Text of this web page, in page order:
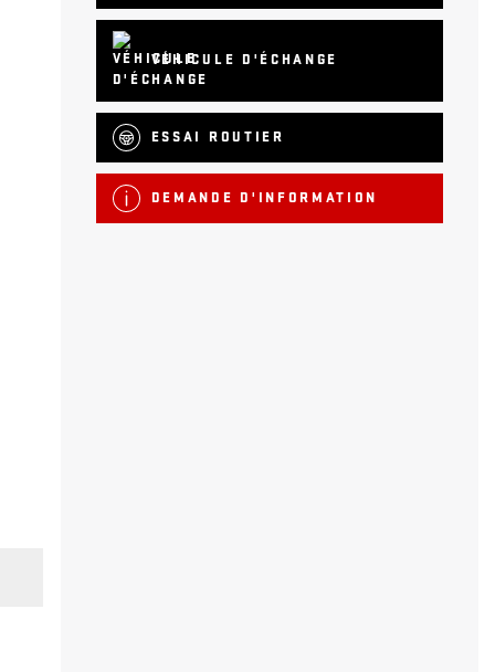
VÉHICULE D'ÉCHANGE
ESSAI ROUTIER
DEMANDE D'INFORMATION